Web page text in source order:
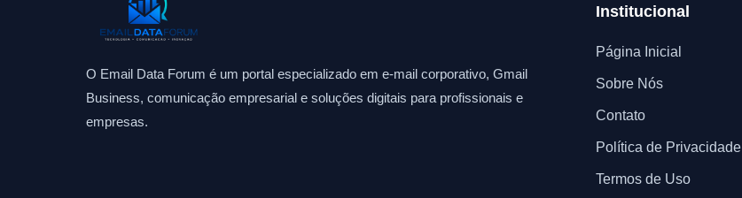
O Email Data Forum é um portal especializado em e-mail corporativo, Gmail
Business, comunicação empresarial e soluções digitais para profissionais e
empresas.
Institucional
Página Inicial
Sobre Nós
Contato
Política de Privacidade
Termos de Uso